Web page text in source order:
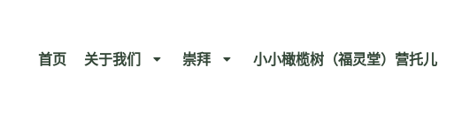
首页 关于我们 崇拜 小小橄榄树（福灵堂）营托儿